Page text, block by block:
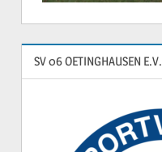
SV 06 OETINGHAUSEN E.V.